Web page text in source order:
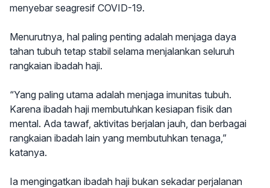
menyebar seagresif COVID-19.
Menurutnya, hal paling penting adalah menjaga daya
tahan tubuh tetap stabil selama menjalankan seluruh
rangkaian ibadah haji.
“Yang paling utama adalah menjaga imunitas tubuh.
Karena ibadah haji membutuhkan kesiapan fisik dan
mental. Ada tawaf, aktivitas berjalan jauh, dan berbagai
rangkaian ibadah lain yang membutuhkan tenaga,”
katanya.
Ia mengingatkan ibadah haji bukan sekadar perjalanan